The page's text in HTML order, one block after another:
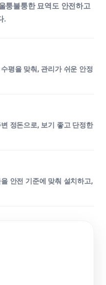
퉁불퉁한 묘역도 안전하고
.
평을 맞춰, 관리가 쉬운 안정
정돈으로, 보기 좋고 단정한
안전 기준에 맞춰 설치하고,